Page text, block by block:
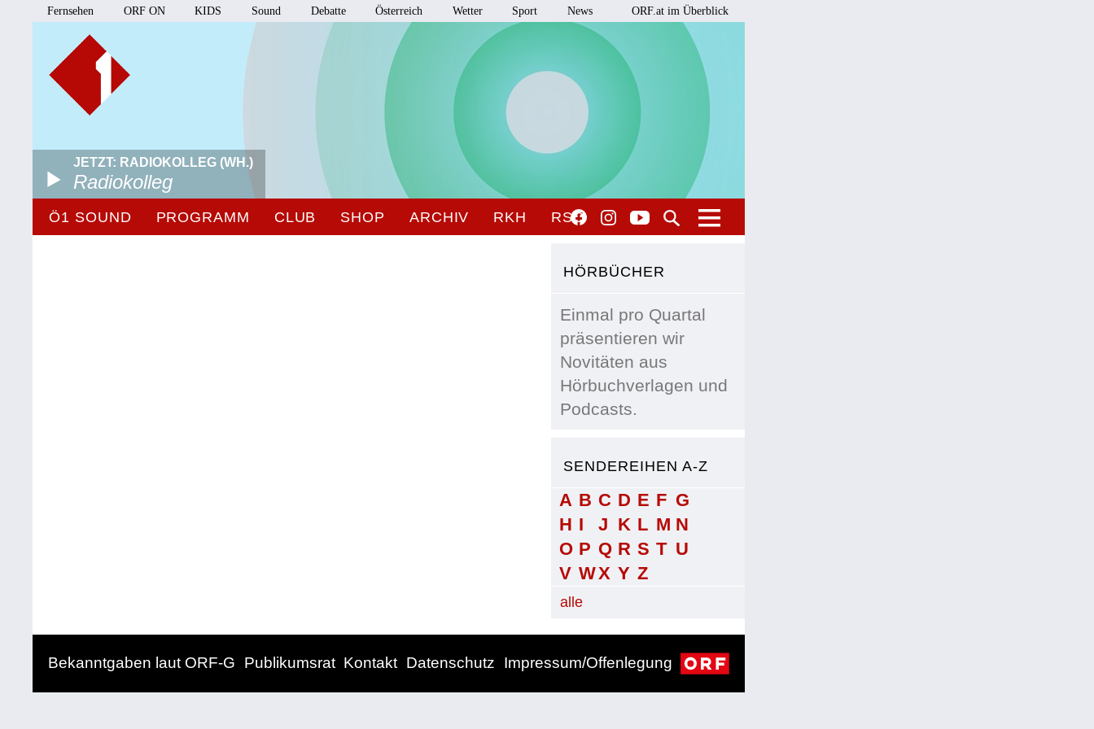
Fernsehen ORF ON KIDS Sound Debatte Österreich Wetter Sport News ORF.at im Überblick
JETZT: RADIOKOLLEG (WH.)
Radiokolleg
Ö1 SOUND PROGRAMM CLUB SHOP ARCHIV RKH RSO
HÖRBÜCHER
Einmal pro Quartal
präsentieren wir
Novitäten aus
Hörbuchverlagen und
Podcasts.
SENDEREIHEN A-Z
A B C D E F G
H I J K L M N
O P Q R S T U
V WX Y Z
alle
Bekanntgaben laut ORF-G Publikumsrat Kontakt Datenschutz Impressum/Offenlegung